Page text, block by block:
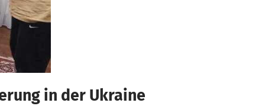
in der Ukraine